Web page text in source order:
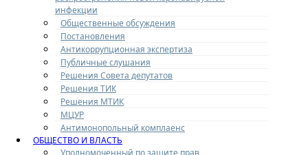
инфекции
Общественные обсуждения
Постановления
Антикоррупционная экспертиза
Публичные слушания
Решения Совета депутатов
Решения ТИК
Решения МТИК
МЦУР
Антимонопольный комплаенс
ОБЩЕСТВО И ВЛАСТЬ
Уполномоченный по защите прав